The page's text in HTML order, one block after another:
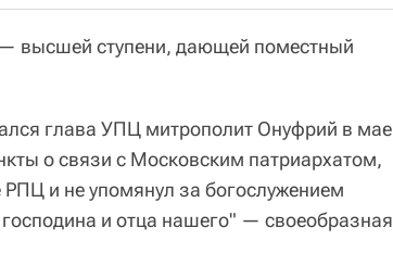
высшей ступени, дающей поместный
глава УПЦ митрополит Онуфрий в мае
о связи с Московским патриархатом,
РПЦ и не упомянул за богослужением
и отца нашего" — своеобразная